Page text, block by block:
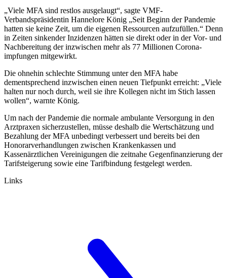
„Viele MFA sind restlos ausgelaugt“, sagte VMF-
Verbandspräsidentin Hannelore König „Seit Beginn der Pandemie
hatten sie keine Zeit, um die eigenen Ressourcen aufzufüllen.“ Denn
in Zeiten sinkender In­zidenzen hätten sie direkt oder in der Vor- und
Nachbereitung der inzwischen mehr als 77 Millionen Corona­
impfungen mitgewirkt.
Die ohnehin schlechte Stimmung unter den MFA habe
dementsprechend inzwischen einen neuen Tiefpunkt erreicht: „Viele
halten nur noch durch, weil sie ihre Kollegen nicht im Stich lassen
wollen“, warnte König.
Um nach der Pandemie die normale ambulante Versorgung in den
Arztpraxen sicherzu­stellen, müsse deshalb die Wertschätzung und
Bezahlung der MFA unbedingt verbessert und bereits bei den
Honorar­verhandlungen zwischen Krankenkassen und
Kassenärztlichen Vereinigungen die zeitnahe Gegenfi­nanzierung der
Tarifsteigerung sowie eine Tarifbindung festgelegt werden.
Links